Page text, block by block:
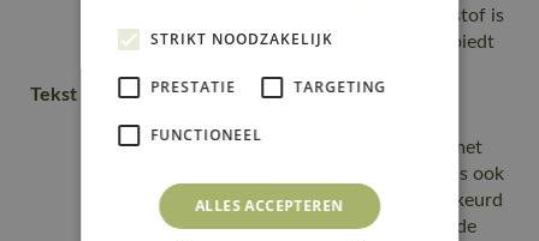
Tekst usp
reflectieaccenten., De stretchstof is
elastisch in alle richtingen en biedt
bewegingsvrijheid., De
combineert een laag gewicht met
een zeer hoge slijtvastheid en is ook
nog eens waterdicht., Goedgekeurd
volgens EN 343 - gecertificeerde
STRIKT NOODZAKELIJK
PRESTATIE TARGETING
FUNCTIONEEL
ALLES ACCEPTEREN